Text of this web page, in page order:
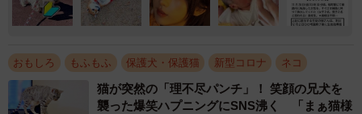
おもしろ もふもふ 保護犬・保護猫 新型コロナ ネコ
猫が突然の「理不尽パンチ」！ 笑顔の兄犬を
襲った爆笑ハプニングにSNS沸く 「まぁ猫様